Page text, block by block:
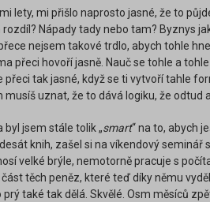
lety, mi přišlo naprosto jasné, že to
Nápady tady nebo tam? Byznys
nejsem takové trdlo, abych tohle
přeci hovoří jasně. Nauč se tohle a
přeci tak jasné, když se ti vytvoří tahle
musíš uznat, že to dává logiku, že odtud
byl jsem stále tolik „smart“ na to, abych
knih, zašel si na víkendový seminář
velké brýle, nemotorně pracuje s
část těch peněz, které teď díky němu
také tak dělá. Skvělé. Osm měsíců